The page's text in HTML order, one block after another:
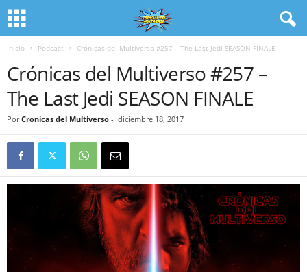
Inicio Podcast Crónicas del Multiverso #257 – The Last Jedi SEASON FINALE
Crónicas del Multiverso #257 –
The Last Jedi SEASON FINALE
Por Cronicas del Multiverso - diciembre 18, 2017